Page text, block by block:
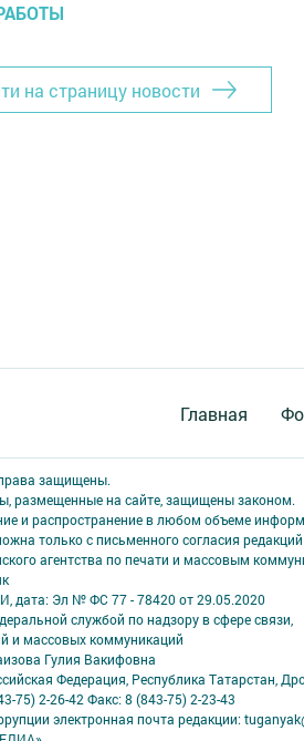
на страницу новости
Главная
защищены.
размещенные на сайте, защищены законом.
и распространение в любом объеме
только с письменного согласия
агентства по печати и массовым
дата: Эл № ФС 77 - 78420 от 29.05.2020
службой по надзору в сфере связи,
и массовых коммуникаций
Гулия Вакифовна
Федерация, Республика Татарстан,
75) 2-26-42 Факс: 8 (843-75) 2-23-43
электронная почта редакции: